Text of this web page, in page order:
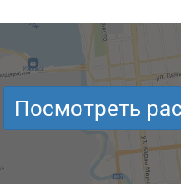
Посмотреть